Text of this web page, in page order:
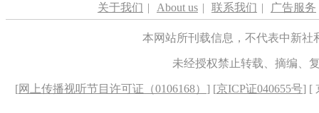
关于我们 | About us | 联系我们 | 广告服务
本网站所刊载信息，不代表中新
未经授权禁止转载、摘编、
[网上传播视听节目许可证（0106168） ] [京ICP证040655号] [